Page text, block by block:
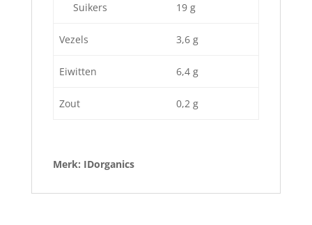
Suikers 19 g
Vezels 3,6 g
Eiwitten 6,4 g
Zout 0,2 g
Merk: IDorganics